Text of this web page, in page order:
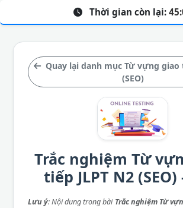
Quay lại danh mục Từ vựng giao
(SEO)
Trắc nghiệm Từ
tiếp JLPT N2 (SEO)
Lưu ý: Nội dung trong bài Trắc nghiệm Từ
Thời gian còn lại: